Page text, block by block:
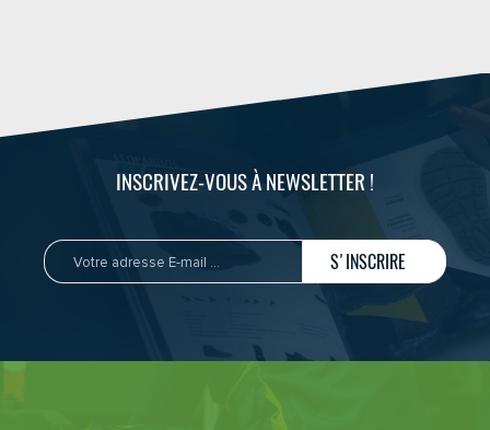
INSCRIVEZ-VOUS À NEWSLETTER !
S'INSCRIRE